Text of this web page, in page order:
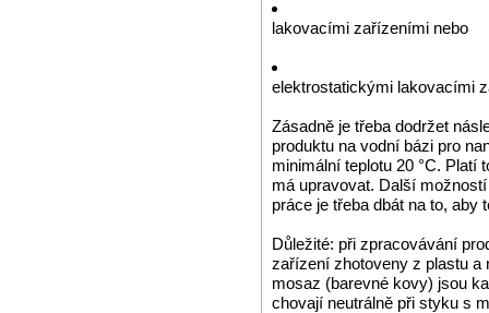
lakovacími zařízeními nebo
elektrostatickými lakovacími
Zásadně je třeba dodržet
produktu na vodní bázi pro
minimální teplotu 20 °C. Platí
má upravovat. Další
práce je třeba dbát na to, aby
Důležité: při zpracovávání
zařízení zhotoveny z plastu a
mosaz (barevné kovy) jsou
chovají neutrálně při styku s